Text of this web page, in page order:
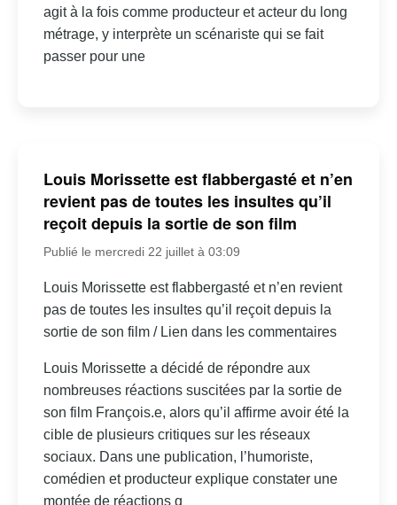
agit à la fois comme producteur et acteur du long
métrage, y interprète un scénariste qui se fait
passer pour une
Louis Morissette est flabbergasté et n’en
revient pas de toutes les insultes qu’il
reçoit depuis la sortie de son film
Publié le mercredi 22 juillet à 03:09
Louis Morissette est flabbergasté et n’en revient
pas de toutes les insultes qu’il reçoit depuis la
sortie de son film / Lien dans les commentaires
Louis Morissette a décidé de répondre aux
nombreuses réactions suscitées par la sortie de
son film François.e, alors qu’il affirme avoir été la
cible de plusieurs critiques sur les réseaux
sociaux. Dans une publication, l’humoriste,
comédien et producteur explique constater une
montée de réactions q